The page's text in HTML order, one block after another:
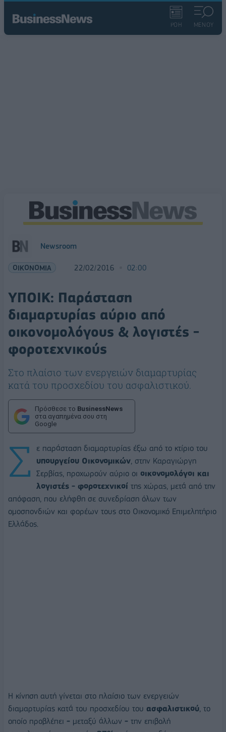
ΡΟΗ ΜΕΝΟΥ
Newsroom
ΟΙΚΟΝΟΜΙΑ 22/02/2016 02:00
ΥΠΟΙΚ: Παράσταση
διαμαρτυρίας αύριο από
οικονομολόγους & λογιστές -
φοροτεχνικούς
Στο πλαίσιο των ενεργειών διαμαρτυρίας
κατά του προσχεδίου του ασφαλιστικού.
Πρόσθεσε το BusinessNews
στα αγαπημένα σου στη
Google
Σ
ε παράσταση διαμαρτυρίας έξω από το κτίριο του
υπουργείου Οικονομικών , στην Καραγιώργη
Σερβίας, προχωρούν αύριο οι οικονομολόγοι και
λογιστές - φοροτεχνικοί της χώρας, μετά από την
απόφαση, που ελήφθη σε συνεδρίαση όλων των
ομοσπονδιών και φορέων τους στο Οικονομικό Επιμελητήριο
Ελλάδος.
Η κίνηση αυτή γίνεται στο πλαίσιο των ενεργειών
διαμαρτυρίας κατά του προσχεδίου του ασφαλιστικού, το
οποίο προβλέπει - μεταξύ άλλων - την επιβολή